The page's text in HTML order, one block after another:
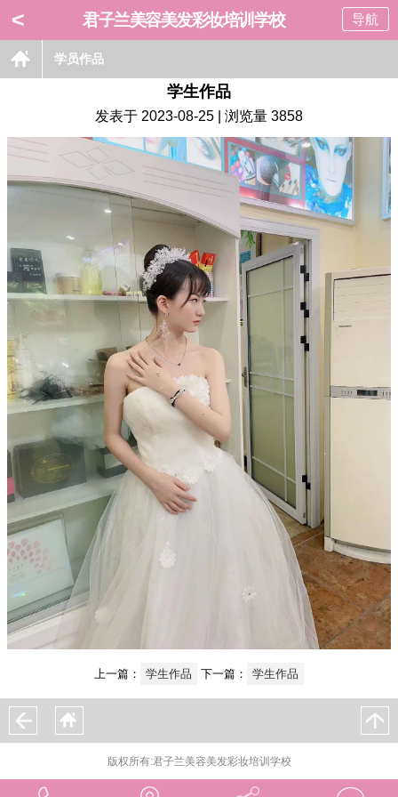
< 君子兰美容美发彩妆培训学校 导航
学员作品
学生作品
发表于 2023-08-25 | 浏览量 3858
上一篇： 学生作品 下一篇： 学生作品
版权所有:君子兰美容美发彩妆培训学校